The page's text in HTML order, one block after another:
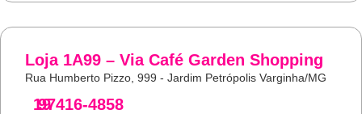
Loja 1A99 – Via Café Garden Shopping
Rua Humberto Pizzo, 999 - Jardim Petrópolis Varginha/MG
19
97416-4858